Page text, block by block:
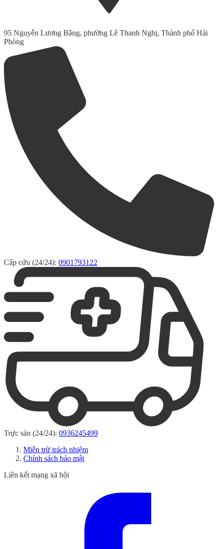
95 Nguyễn Lương Bằng, phường Lê Thanh Nghị, Thành phố Hải
Phòng
Cấp cứu (24/24): 0901793122
Trực sản (24/24): 0936245499
Miễn trừ trách nhiệm
Chính sách bảo mật
Liên kết mạng xã hội